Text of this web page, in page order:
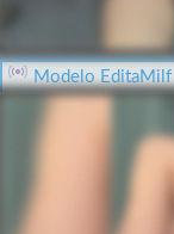
Modelo EditaMilf